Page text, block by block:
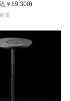
￥69,300)
電